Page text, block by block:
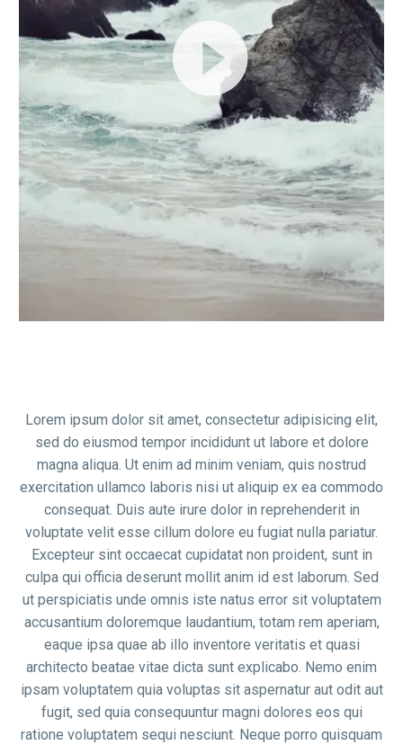
video
Lorem ipsum dolor sit amet, consectetur adipisicing elit,
sed do eiusmod tempor incididunt ut labore et dolore
magna aliqua. Ut enim ad minim veniam, quis nostrud
exercitation ullamco laboris nisi ut aliquip ex ea commodo
consequat. Duis aute irure dolor in reprehenderit in
voluptate velit esse cillum dolore eu fugiat nulla pariatur.
Excepteur sint occaecat cupidatat non proident, sunt in
culpa qui officia deserunt mollit anim id est laborum. Sed
ut perspiciatis unde omnis iste natus error sit voluptatem
accusantium doloremque laudantium, totam rem aperiam,
eaque ipsa quae ab illo inventore veritatis et quasi
architecto beatae vitae dicta sunt explicabo. Nemo enim
ipsam voluptatem quia voluptas sit aspernatur aut odit aut
fugit, sed quia consequuntur magni dolores eos qui
ratione voluptatem sequi nesciunt. Neque porro quisquam